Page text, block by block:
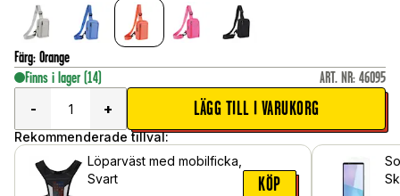
Färg: Orange
Finns i lager (14) ART. NR: 46095
-
+ LÄGG TILL I VARUKORG
Rekommenderade tillval:
Löparväst med mobilficka,
Svart
KÖP